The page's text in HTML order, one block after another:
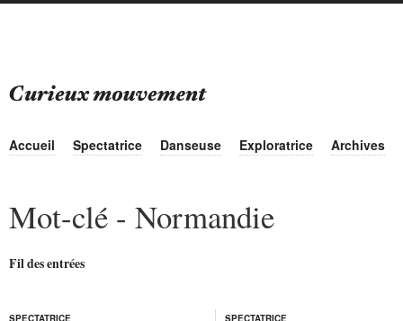
Accueil Spectatrice Danseuse Exploratrice Archives
Mot-clé - Normandie
Fil des entrées
SPECTATRICE SPECTATRICE